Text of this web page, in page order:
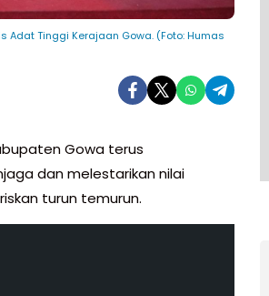
Adat Tinggi Kerajaan Gowa. (Foto: Humas
Gowa terus
dan melestarikan nilai
turun temurun.